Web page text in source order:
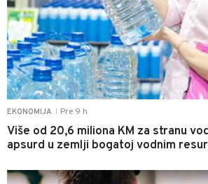
EKONOMIJA Pre 9 h
Više od 20,6 miliona KM za stranu
apsurd u zemlji bogatoj vodnim